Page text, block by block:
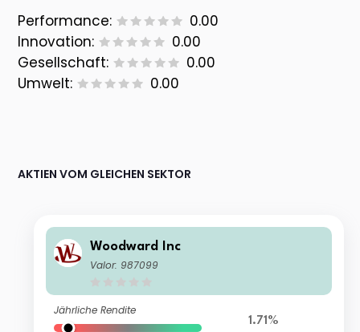
Performance:
0.00
Innovation:
0.00
Gesellschaft:
0.00
Umwelt:
0.00
AKTIEN VOM GLEICHEN SEKTOR
Woodward Inc
Valor: 987099
Jährliche Rendite
1.71%